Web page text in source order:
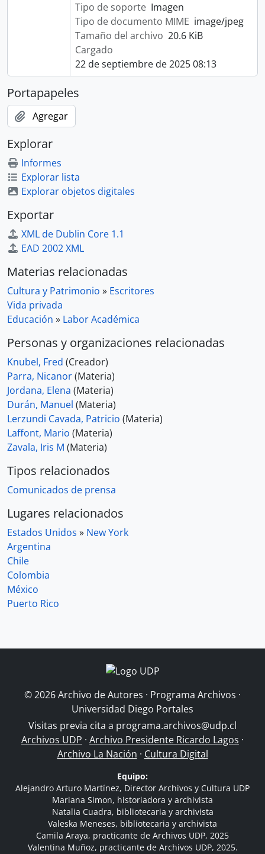
Tipo de soporte Imagen
Tipo de documento MIME image/jpeg
Tamaño del archivo 20.6 KiB
Cargado
22 de septiembre de 2025 08:13
Portapapeles
Agregar
Explorar
Informes
Explorar lista
Explorar objetos digitales
Exportar
XML de Dublin Core 1.1
EAD 2002 XML
Materias relacionadas
Cultura y Patrimonio » Escritores
Vida privada
Educación » Labor Académica
Personas y organizaciones relacionadas
Knubel, Fred (Creador)
Parra, Nicanor(Materia)
Jordana, Elena (Materia)
Durán, Manuel (Materia)
Lerzundi Cavada, Patricio (Materia)
Laffont, Mario (Materia)
Zavala, Iris M (Materia)
Tipos relacionados
Comunicados de prensa
Lugares relacionados
Estados Unidos » New York
Argentina
Chile
Colombia
México
Puerto Rico
© 2026 Archivo de Autores · Programa Archivos ·
Universidad Diego Portales
Visitas previa cita a programa.archivos@udp.cl
Archivos UDP · Archivo Presidente Ricardo Lagos ·
Archivo La Nación · Cultura Digital
Equipo:
Alejandro Arturo Martínez, Director Archivos y Cultura UDP
Mariana Simon, historiadora y archivista
Natalia Cuadra, bibliotecaria y archivista
Valeska Meneses, bibliotecaria y archivista
Camila Araya, practicante de Archivos UDP, 2025
Valentina Muñoz, practicante de Archivos UDP, 2025.